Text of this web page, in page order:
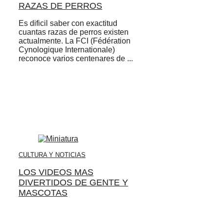
RAZAS DE PERROS
Es dificil saber con exactitud
cuantas razas de perros existen
actualmente. La FCI (Fédération
Cynologique Internationale)
reconoce varios centenares de ...
CULTURA Y NOTICIAS
LOS VIDEOS MAS
DIVERTIDOS DE GENTE Y
MASCOTAS